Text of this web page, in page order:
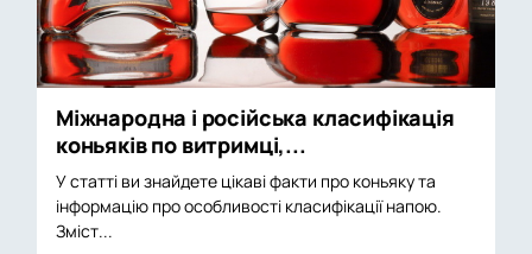
Міжнародна і російська класифікація
коньяків по витримці,...
У статті ви знайдете цікаві факти про коньяку та
інформацію про особливості класифікації напою.
Зміст...